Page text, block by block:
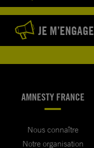
JE M’ENGAGE
AMNESTY FRANCE
Nous connaître
Notre organisation